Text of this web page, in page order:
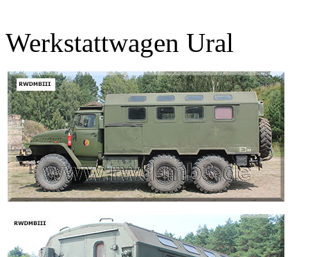
Werkstattwagen Ural